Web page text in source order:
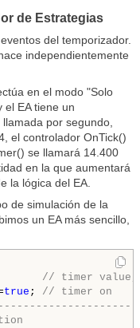
de Estrategias
del temporizador.
independientemente
en el modo "Solo
el EA tiene un
por segundo,
el controlador OnTick()
se llamará 14.400
en la que aumentará
la lógica del EA.
de simulación de la
un EA más sencillo,
// timer value,
true ; // timer on